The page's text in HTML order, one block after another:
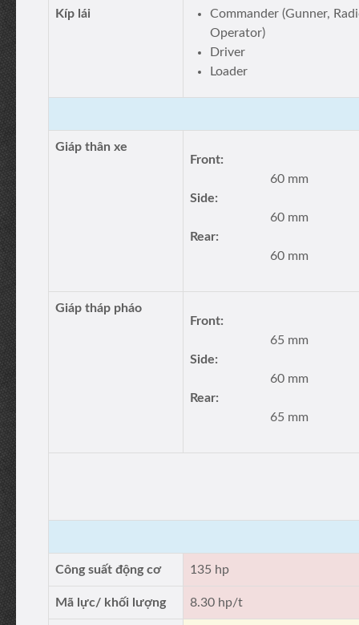
Kíp lái
Commander (Gunner,
Operator)
Driver
Loader
Giáp thân xe
Front:
60 mm
Side:
60 mm
Rear:
60 mm
Giáp tháp pháo
Front:
65 mm
Side:
60 mm
Rear:
65 mm
Công suất động cơ 135 hp
Mã lực/ khối lượng 8.30 hp/t